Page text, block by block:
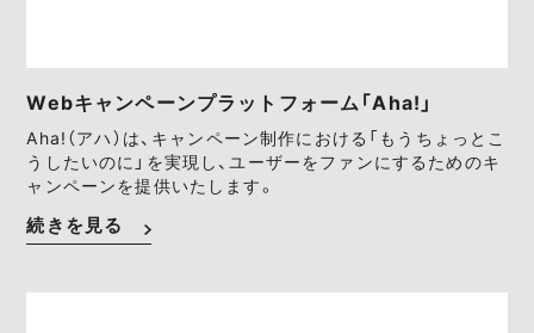
Webキャンペーンプラットフォーム「Aha!」
Aha!（アハ）は、キャンペーン制作における「もうちょっとこ
うしたいのに」を実現し、ユーザーをファンにするためのキ
ャンペーンを提供いたします。
続きを見る